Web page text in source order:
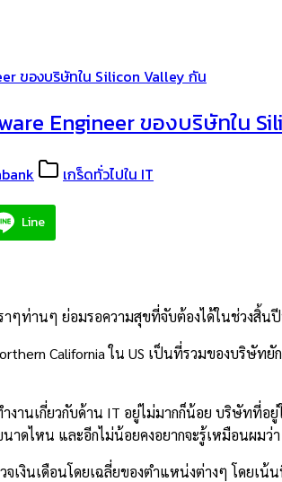
ของบริษัทใน Silicon Valley กัน
Engineer ของบริษัทใน
เกร็ดทั่วไปใน IT
Line
าๆท่านๆ ย่อมรอความสุขที่จับต้องได้ในช่วง
California ใน US เป็นที่รวมของบริษัทยั
านเกี่ยวกับด้าน IT อยู่ไม่มากก็น้อย บริษัทที่อ
ไหน และอีกไม่น้อยคงอยากจะรู้เหมือนผมว่า
เงินเดือนโดยเฉลี่ยของตำแหน่งต่างๆ โดยเ